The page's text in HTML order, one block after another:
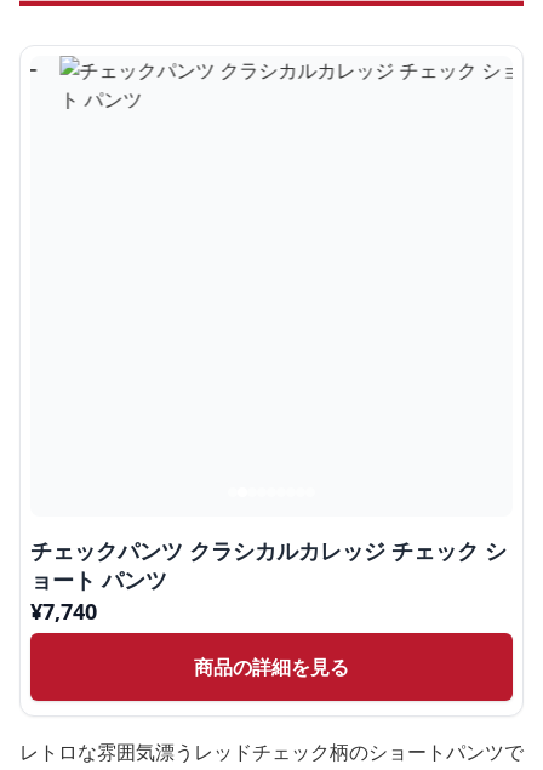
チェックパンツ クラシカルカレッジ チェック シ
ョート パンツ
¥7,740
商品の詳細を見る
レトロな雰囲気漂うレッドチェック柄のショートパンツで